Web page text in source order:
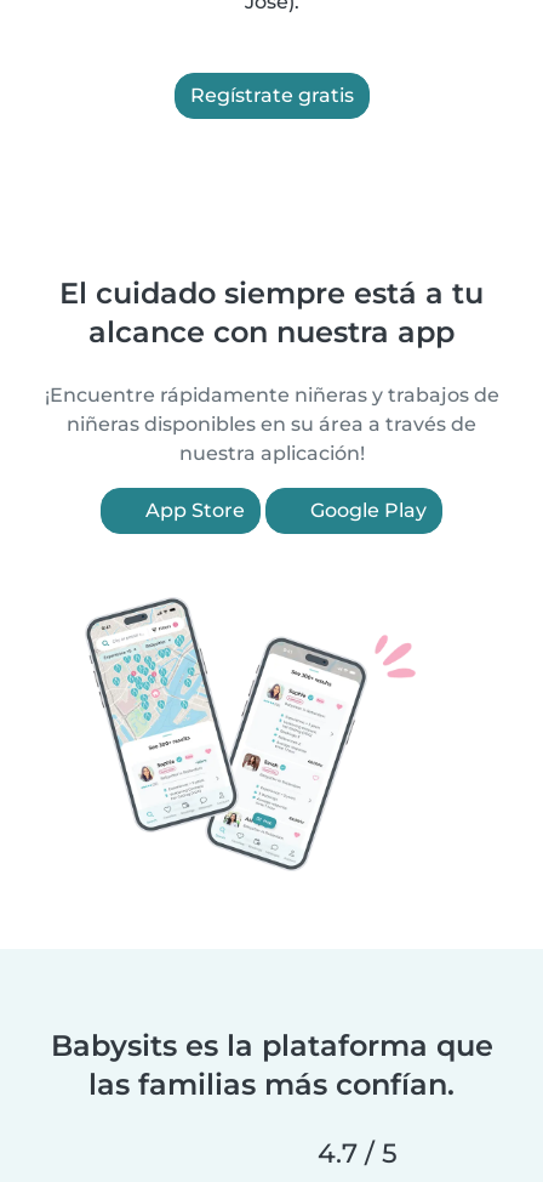
Regístrate gratis
El cuidado siempre está a tu
alcance con nuestra app
¡Encuentre rápidamente niñeras y trabajos de
niñeras disponibles en su área a través de
nuestra aplicación!
App Store Google Play
Babysits es la plataforma que
las familias más confían.
4.7 / 5